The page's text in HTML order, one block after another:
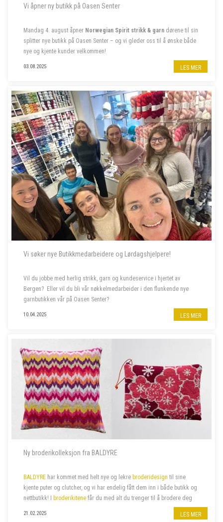
Vi åpner ny butikk på Oasen Senter
Mandag 4. august åpner Norwegian Spirit strikk & garn dørene til sin
splitter nye butikk på Oasen Senter – og vi gleder oss til å ønske både
nye og kjente kunder velkommen!
03.08.2025 LES MER
Vi søker nye Butikkmedarbeidere og Lørdagshjelpere!
Vil du jobbe med herlig strikk, garn og kundeservice i hjertet av
Bergen? Eller vil du bli vår nøkkelmedarbeider i den flunkende nye
garnbutikken vår på Oasen Senter?
Vi søker to nye butikkmedarbeidere i 100 % stilling, og lørdagshjelp til
10.04.2025 LES MER
Ny broderikolleksjon fra BALDYRE
BALDYRE har kommet med helt nye og lekre broderidesign til sine
kjente puter og clutcher, og vi har endelig fått dem inn i både butikk og
nettbutikk! I broderikitene får du med alt du trenger til å brodere deg
21.02.2025 LES MER